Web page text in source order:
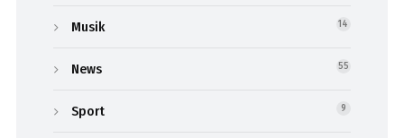
Musik 14
News 55
Sport 9